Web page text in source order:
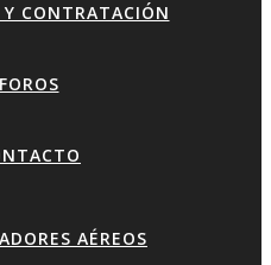
CONTRATACIÓN
FOROS
AÉREOS